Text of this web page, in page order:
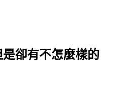
卻有不怎麼樣的